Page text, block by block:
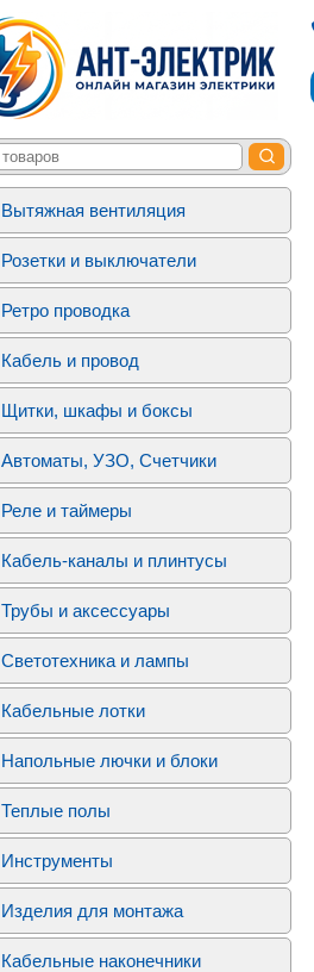
Вытяжная вентиляция
Розетки и выключатели
Ретро проводка
Кабель и провод
Щитки, шкафы и боксы
Автоматы, УЗО, Счетчики
Реле и таймеры
Кабель-каналы и плинтусы
Трубы и аксессуары
Светотехника и лампы
Кабельные лотки
Напольные лючки и блоки
Теплые полы
Инструменты
Изделия для монтажа
Кабельные наконечники